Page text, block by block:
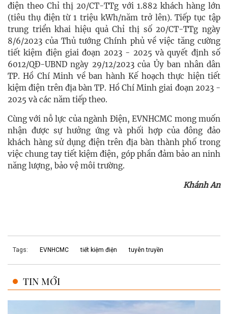
điện theo Chỉ thị 20/CT-TTg với 1.882 khách hàng lớn
(tiêu thụ điện từ 1 triệu kWh/năm trở lên). Tiếp tục tập
trung triển khai hiệu quả Chỉ thị số 20/CT-TTg ngày
8/6/2023 của Thủ tướng Chính phủ về việc tăng cường
tiết kiệm điện giai đoạn 2023 - 2025 và quyết định số
6012/QĐ-UBND ngày 29/12/2023 của Ủy ban nhân dân
TP. Hồ Chí Minh về ban hành Kế hoạch thực hiện tiết
kiệm điện trên địa bàn TP. Hồ Chí Minh giai đoạn 2023 -
2025 và các năm tiếp theo.
Cùng với nỗ lực của ngành Điện, EVNHCMC mong muốn
nhận được sự hưởng ứng và phối hợp của đông đảo
khách hàng sử dụng điện trên địa bàn thành phố trong
việc chung tay tiết kiệm điện, góp phần đảm bảo an ninh
năng lượng, bảo vệ môi trường.
Khánh An
Tags: EVNHCMC tiết kiệm điện tuyên truyền
TIN MỚI